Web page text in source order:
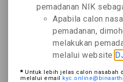
Negara
country
INDONESIA
Produk Investasi
pemadanan NIK
Apabila calon
pemadanan,
melakukan
melalui website
*Untuk lebih jelas calon nasabah
melalui email